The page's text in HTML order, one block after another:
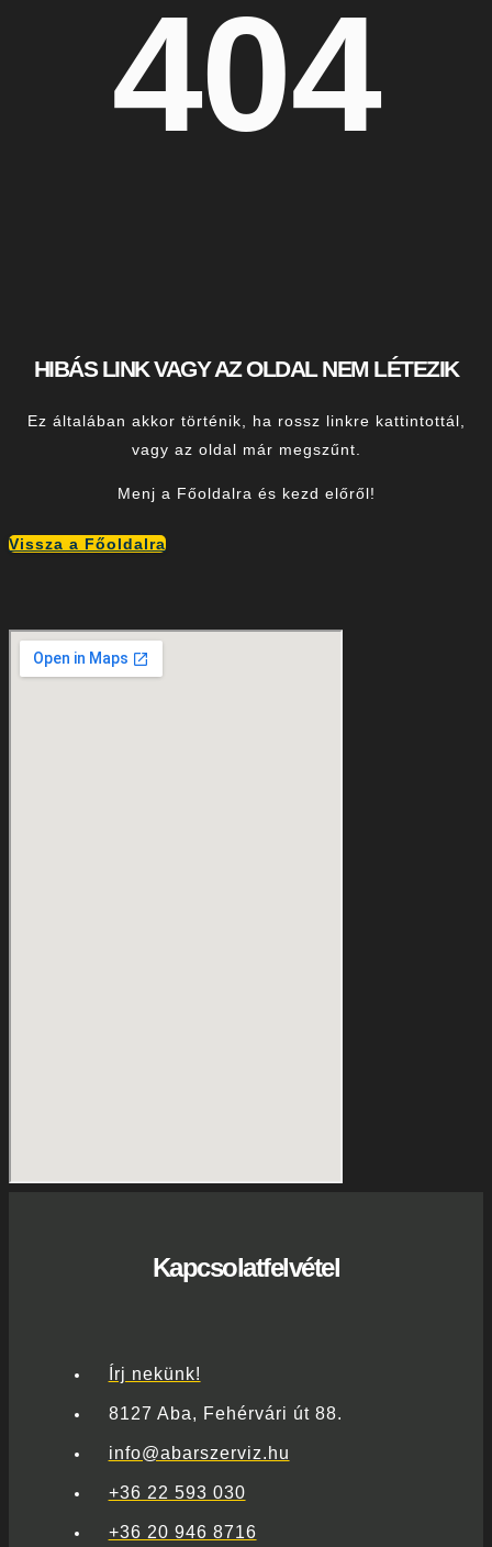
404
HIBÁS LINK VAGY AZ OLDAL NEM LÉTEZIK
Ez általában akkor történik, ha rossz linkre kattintottál,
vagy az oldal már megszűnt.
Menj a Főoldalra és kezd előről!
Vissza a Főoldalra
Kapcsolatfelvétel
Írj nekünk!
8127 Aba, Fehérvári út 88.
info@abarszerviz.hu
+36 22 593 030
+36 20 946 8716